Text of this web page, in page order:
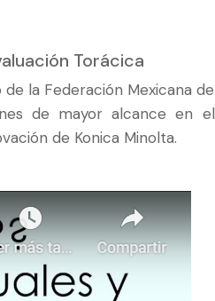
Torácica
la Federación Mexicana de
de mayor alcance en el
de Konica Minolta.